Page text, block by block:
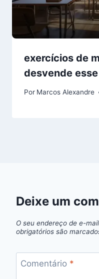
exercícios de
desvende
Por Marcos Alexandre
Deixe um
O seu endereço de e-
obrigatórios são
Comentário *